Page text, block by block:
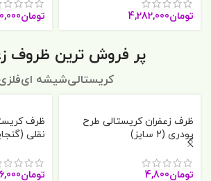
تومان4,282,000 تومان
پر فروش ترین ظروف
کریستالیشیشه ای
ظرف زعفران کریستالی طرح
پودری (2 سایز)
تومان4,800
ظرف
نقلی (گنجایش 1
تومان